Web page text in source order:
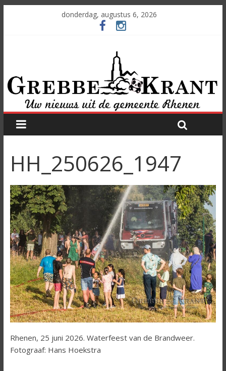
donderdag, augustus 6, 2026
HH_250626_1947
Rhenen, 25 juni 2026. Waterfeest van de Brandweer.
Fotograaf: Hans Hoekstra